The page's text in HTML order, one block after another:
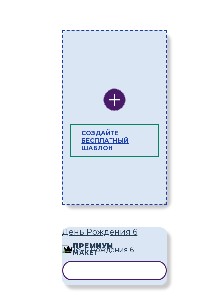
СОЗДАЙТЕ
БЕСПЛАТНЫЙ
ШАБЛОН
День Рождения 6
ПРЕМИУМ
МАКЕТ